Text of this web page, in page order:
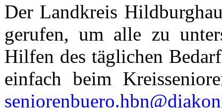
Der Landkreis
gerufen, um alle zu
Hilfen des täglichen
einfach beim